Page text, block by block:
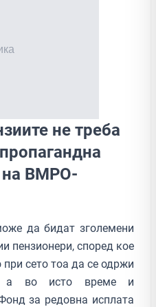
не треба
на ВМРО-
да бидат зголемени
пензионери, според кое
сето тоа да се одржи
а во исто време и
за редовна исплата